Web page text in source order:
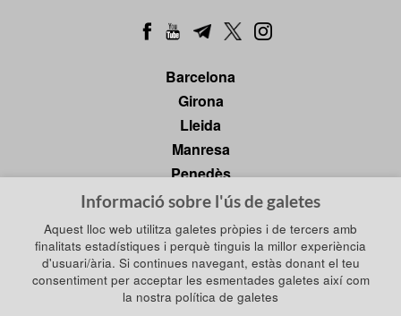
Barcelona
Girona
Lleida
Manresa
Penedès
Tarragona
Tortosa
Política de privadesa
Política de galetes
Informació sobre l'ús de galetes
Aquest lloc web utilitza galetes pròpies i de tercers amb
finalitats estadístiques i perquè tinguis la millor experiència
d'usuari/ària. Si continues navegant, estàs donant el teu
consentiment per acceptar les esmentades galetes així com
la nostra política de galetes